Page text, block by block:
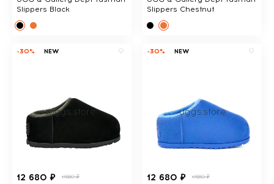
Slippers Black
Slippers Chestnut
-30% NEW
12 680 ₽ 17880 ₽
-30% NEW
12 680 ₽ 17880 ₽